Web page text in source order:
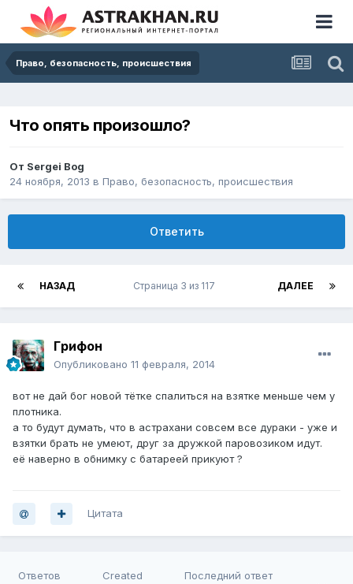
Право, безопасность, происшествия
Что опять произошло?
От Sergei Bog
24 ноября, 2013 в Право, безопасность, происшествия
Ответить
НАЗАД ДАЛЕЕ
Страница 3 из 117
Гpифон
Опубликовано 11 февраля, 2014
вот не дай бог новой тётке спалиться на взятке меньше чем у
плотника.
а то будут думать, что в астрахани совсем все дураки - уже и
взятки брать не умеют, друг за дружкой паровозиком идут.
её наверно в обнимку с батареей прикуют ?
Цитата
Ответов Created Последний ответ